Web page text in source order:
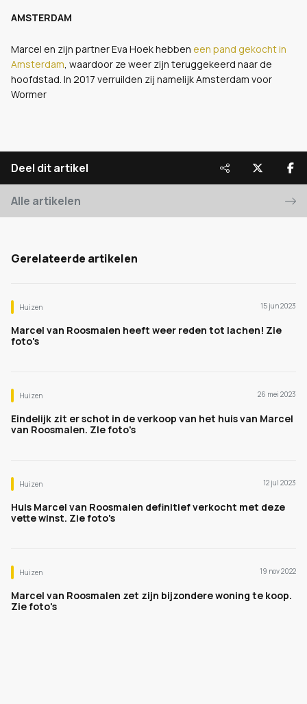
AMSTERDAM
Marcel en zijn partner Eva Hoek hebben een pand gekocht in
Amsterdam, waardoor ze weer zijn teruggekeerd naar de
hoofdstad. In 2017 verruilden zij namelijk Amsterdam voor
Wormer
Deel dit artikel
Alle artikelen
Gerelateerde artikelen
Huizen 15 jun 2023
Marcel van Roosmalen heeft weer reden tot lachen! Zie
foto's
Huizen 26 mei 2023
Eindelijk zit er schot in de verkoop van het huis van Marcel
van Roosmalen. ZIe foto's
Huizen 12 jul 2023
Huis Marcel van Roosmalen definitief verkocht met deze
vette winst. Zie foto's
Huizen 19 nov 2022
Marcel van Roosmalen zet zijn bijzondere woning te koop.
Zie foto's